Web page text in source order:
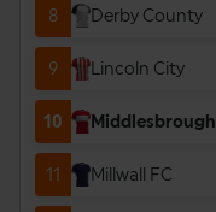
8 Derby County
9 Lincoln City
10 Middlesbrough
11 Millwall FC